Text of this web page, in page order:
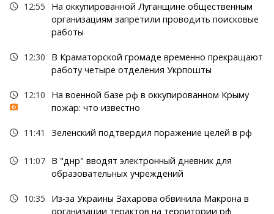
12:55
На оккупированной Луганщине общественным
организациям запретили проводить поисковые
работы
12:30
В Краматорской громаде временно прекращают
работу четыре отделения Укрпошты
12:10
На военной базе рф в оккупированном Крыму
пожар: что известно
11:41 Зеленский подтвердил поражение целей в рф
11:07 В "днр" вводят электронный дневник для
образовательных учреждений
10:35
Из-за Украины Захарова обвинила Макрона в
организации терактов на территории рф